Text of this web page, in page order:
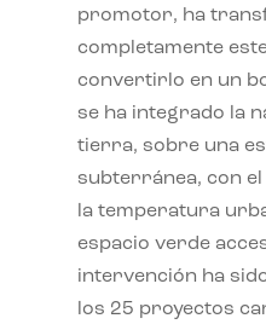
promotor, ha
completamente
convertirlo en un
se ha integrado la
tierra, sobre una
subterránea, con
la temperatura
espacio verde
intervención ha
los 25 proyectos